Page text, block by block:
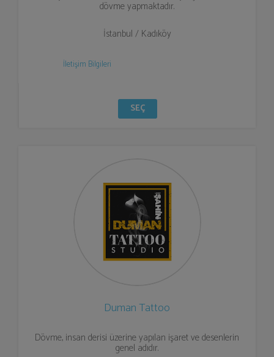
dövme yapmaktadır.
İstanbul / Kadıköy
İletişim Bilgileri
SEÇ
Duman Tattoo
Dövme, insan derisi üzerine yapılan işaret ve desenlerin
genel adıdır.